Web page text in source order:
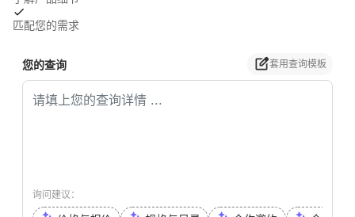
匹配您的需求
您的查询 套用查询模板
询问建议：